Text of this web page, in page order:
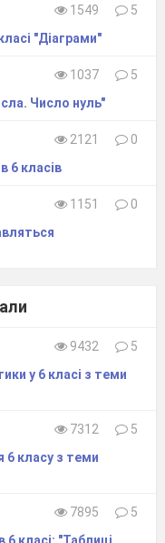
Миколою
-
мм, а
японська
Це
звісно, такий
брати
Лаври має 11
– Братського
маса
маса всіх 11
неназваних
в групах.
1549
5
"Діаграми"
1037
5
Число нуль"
2121
0
6 класів
1151
0
9432
5
у 6 класі з теми
7312
5
6 класу з теми
7895
5
класі: "Таблиці